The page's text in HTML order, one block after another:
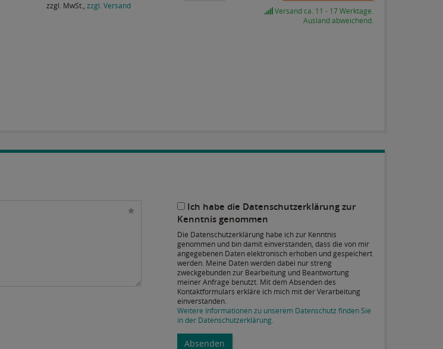
zzgl. MwSt., zzgl. Versand
Versand ca. 11 - 17 Werktage.
Ausland abweichend.
Ich habe die Datenschutzerklärung zur
Kenntnis genommen
Die Datenschutzerklärung habe ich zur Kenntnis
genommen und bin damit einverstanden, dass die von mir
angegebenen Daten elektronisch erhoben und gespeichert
werden. Meine Daten werden dabei nur streng
zweckgebunden zur Bearbeitung und Beantwortung
meiner Anfrage benutzt. Mit dem Absenden des
Kontaktformulars erkläre ich mich mit der Verarbeitung
einverstanden.
Weitere Informationen zu unserem Datenschutz finden Sie
in der Datenschutzerklärung.
Absenden